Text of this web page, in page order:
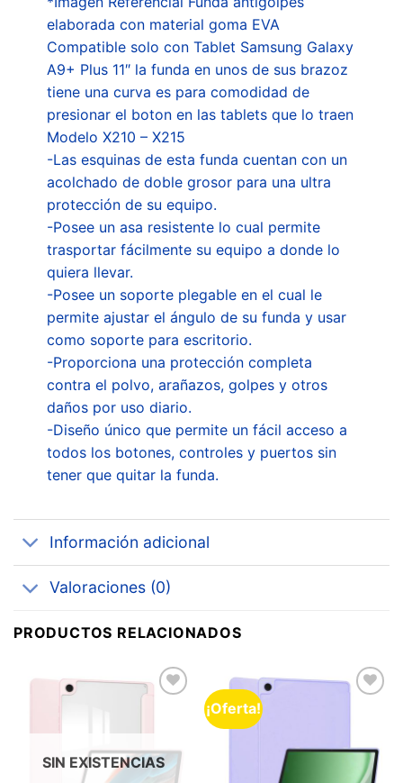
elaborada con material goma EVA
Compatible solo con Tablet Samsung Galaxy
A9+ Plus 11″ la funda en unos de sus brazoz
tiene una curva es para comodidad de
presionar el boton en las tablets que lo traen
Modelo X210 – X215
-Las esquinas de esta funda cuentan con un
acolchado de doble grosor para una ultra
protección de su equipo.
-Posee un asa resistente lo cual permite
trasportar fácilmente su equipo a donde lo
quiera llevar.
-Posee un soporte plegable en el cual le
permite ajustar el ángulo de su funda y usar
como soporte para escritorio.
-Proporciona una protección completa
contra el polvo, arañazos, golpes y otros
daños por uso diario.
-Diseño único que permite un fácil acceso a
todos los botones, controles y puertos sin
tener que quitar la funda.
Información adicional
Valoraciones (0)
PRODUCTOS RELACIONADOS
lista de
SIN EXISTENCIAS
¡Oferta!
deseos